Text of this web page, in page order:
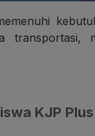
transportasi,
KJP Plus